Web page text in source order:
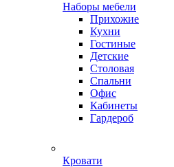
Наборы мебели
Прихожие
Кухни
Гостиные
Детские
Столовая
Спальни
Офис
Кабинеты
Гардероб
Кровати